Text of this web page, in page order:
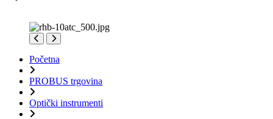
Početna
PROBUS trgovina
Optički instrumenti